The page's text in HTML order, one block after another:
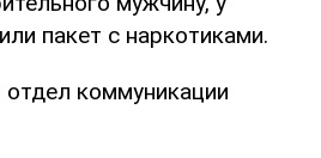
пакет с наркотиками.
коммуникации